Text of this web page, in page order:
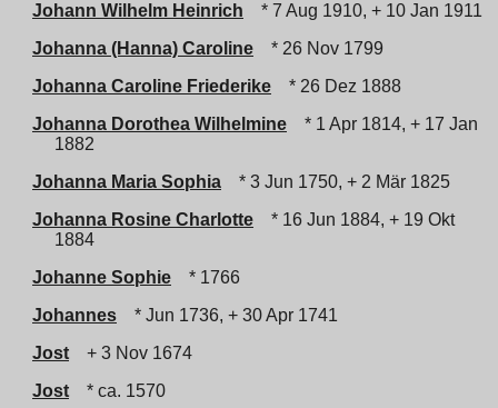
Johann Wilhelm Heinrich
* 7 Aug 1910, + 10 Jan 1911
Johanna (Hanna) Caroline
* 26 Nov 1799
Johanna Caroline Friederike
* 26 Dez 1888
Johanna Dorothea Wilhelmine
* 1 Apr 1814, + 17 Jan
1882
Johanna Maria Sophia
* 3 Jun 1750, + 2 Mär 1825
Johanna Rosine Charlotte
* 16 Jun 1884, + 19 Okt
1884
Johanne Sophie
* 1766
Johannes
* Jun 1736, + 30 Apr 1741
Jost
+ 3 Nov 1674
Jost
* ca. 1570